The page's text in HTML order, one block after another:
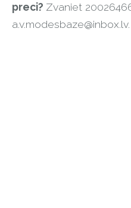
preci? Zvaniet
a.v.modesbaze@inbox.lv.